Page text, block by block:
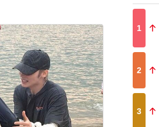
1
2
3